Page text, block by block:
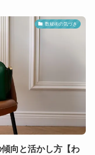
数秘術の気づき
傾向と活かし方【わ